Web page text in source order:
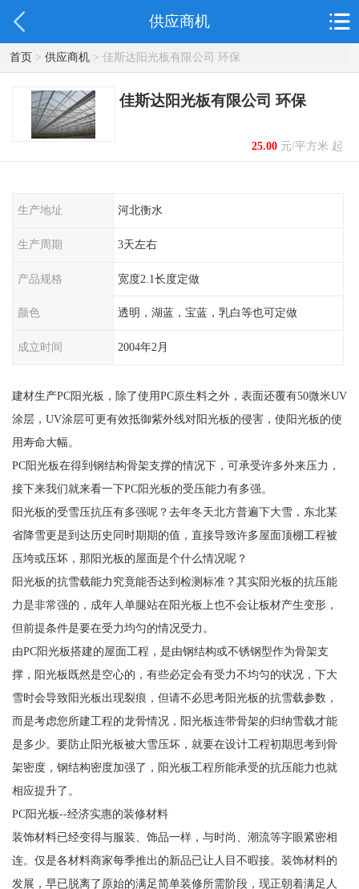
供应商机
首页> 供应商机> 佳斯达阳光板有限公司 环保
佳斯达阳光板有限公司 环保
25.00元/平方米 起
生产地址 河北衡水
生产周期 3天左右
产品规格 宽度2.1长度定做
颜色 透明，湖蓝，宝蓝，乳白等也可定做
成立时间 2004年2月
建材生产PC阳光板，除了使用PC原生料之外，表面还覆有50微米UV
涂层，UV涂层可更有效抵御紫外线对阳光板的侵害，使阳光板的使
用寿命大幅。
PC阳光板在得到钢结构骨架支撑的情况下，可承受许多外来压力，
接下来我们就来看一下PC阳光板的受压能力有多强。
阳光板的受雪压抗压有多强呢？去年冬天北方普遍下大雪，东北某
省降雪更是到达历史同时期期的值，直接导致许多屋面顶棚工程被
压垮或压坏，那阳光板的屋面是个什么情况呢？
阳光板的抗雪载能力究竟能否达到检测标准？其实阳光板的抗压能
力是非常强的，成年人单腿站在阳光板上也不会让板材产生变形，
但前提条件是要在受力均匀的情况受力。
由PC阳光板搭建的屋面工程，是由钢结构或不锈钢型作为骨架支
撑，阳光板既然是空心的，有些必定会有受力不均匀的状况，下大
雪时会导致阳光板出现裂痕，但请不必思考阳光板的抗雪载参数，
而是考虑您所建工程的龙骨情况，阳光板连带骨架的归纳雪载才能
是多少。要防止阳光板被大雪压坏，就要在设计工程初期思考到骨
架密度，钢结构密度加强了，阳光板工程所能承受的抗压能力也就
相应提升了。
PC阳光板--经济实惠的装修材料
装饰材料已经变得与服装、饰品一样，与时尚、潮流等字眼紧密相
连。仅是各材料商家每季推出的新品已让人目不暇接。装饰材料的
发展，早已脱离了原始的满足简单装修所需阶段，现正朝着满足人